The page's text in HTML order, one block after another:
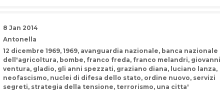
Date
8 Jan 2014
Author
Antonella
Tags
12 dicembre 1969, 1969, avanguardia nazionale, banca nazionale
dell'agricoltura, bombe, franco freda, franco melandri, giovanni
ventura, gladio, gli anni spezzati, graziano diana, luciano lanza,
neofascismo, nuclei di difesa dello stato, ordine nuovo, servizi
segreti, strategia della tensione, terrorismo, una citta'